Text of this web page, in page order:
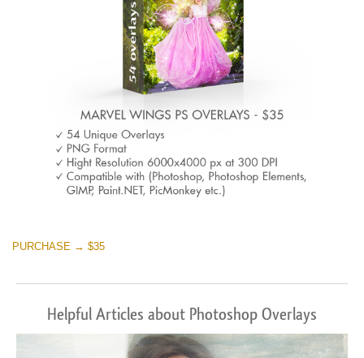
PURCHASE → $35
Helpful Articles about Photoshop Overlays